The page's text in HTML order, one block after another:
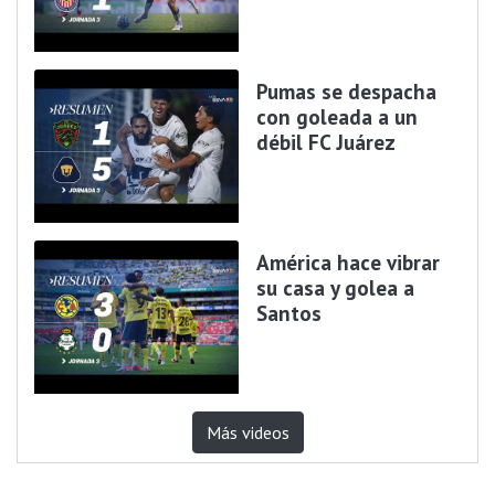
Pumas se despacha
con goleada a un
débil FC Juárez
América hace vibrar
su casa y golea a
Santos
Más videos